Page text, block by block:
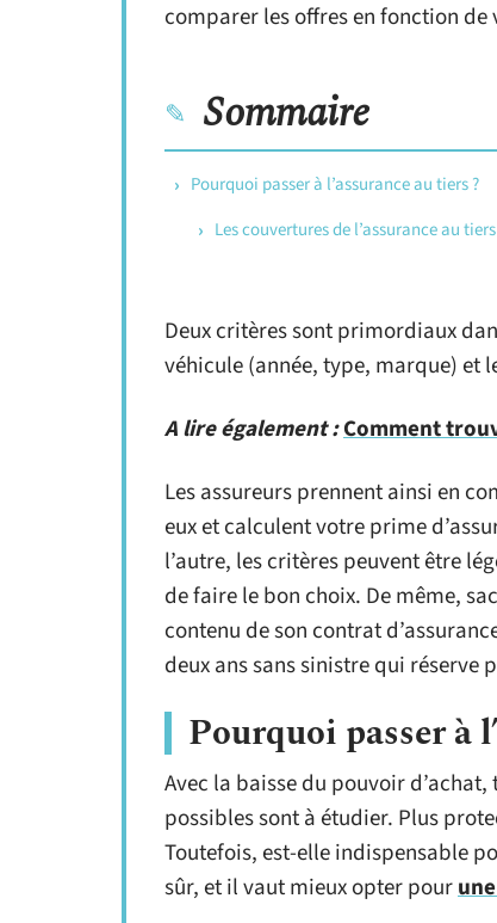
comparer les offres en fonction de
Sommaire
Pourquoi passer à l’assurance au tiers ?
Les couvertures de l’assurance au tiers
Deux critères sont primordiaux
véhicule (année, type, marque)
A lire également :Comment
Les assureurs prennent ainsi en
eux et calculent votre prime
l’autre, les critères peuvent être
de faire le bon choix. De même,
contenu de son contrat
deux ans sans sinistre qui réserve
Pourquoi passer à
Avec la baisse du pouvoir
possibles sont à étudier. Plus
Toutefois, est-elle indispensable
sûr, et il vaut mieux opter pour